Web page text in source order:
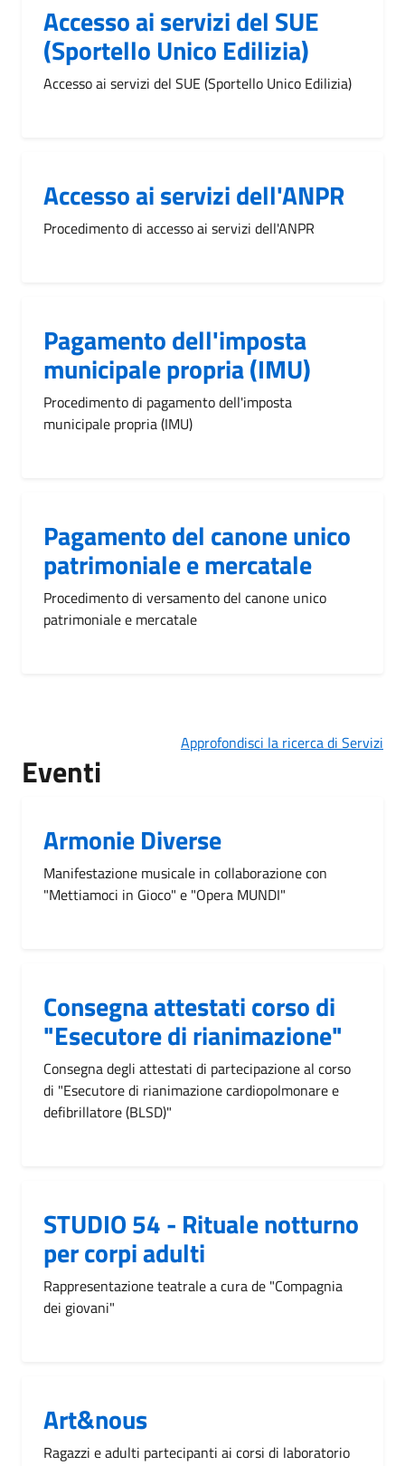
Accesso ai servizi del SUE
(Sportello Unico Edilizia)
Accesso ai servizi del SUE (Sportello Unico Edilizia)
Accesso ai servizi dell'ANPR
Procedimento di accesso ai servizi dell'ANPR
Pagamento dell'imposta
municipale propria (IMU)
Procedimento di pagamento dell'imposta
municipale propria (IMU)
Pagamento del canone unico
patrimoniale e mercatale
Procedimento di versamento del canone unico
patrimoniale e mercatale
Approfondisci la ricerca di Servizi
Eventi
Armonie Diverse
Manifestazione musicale in collaborazione con
"Mettiamoci in Gioco" e "Opera MUNDI"
Consegna attestati corso di
"Esecutore di rianimazione"
Consegna degli attestati di partecipazione al corso
di "Esecutore di rianimazione cardiopolmonare e
defibrillatore (BLSD)"
STUDIO 54 - Rituale notturno
per corpi adulti
Rappresentazione teatrale a cura de "Compagnia
dei giovani"
Art&nous
Ragazzi e adulti partecipanti ai corsi di laboratorio